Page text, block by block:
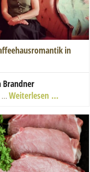
in
Brandner
...Weiterlesen …